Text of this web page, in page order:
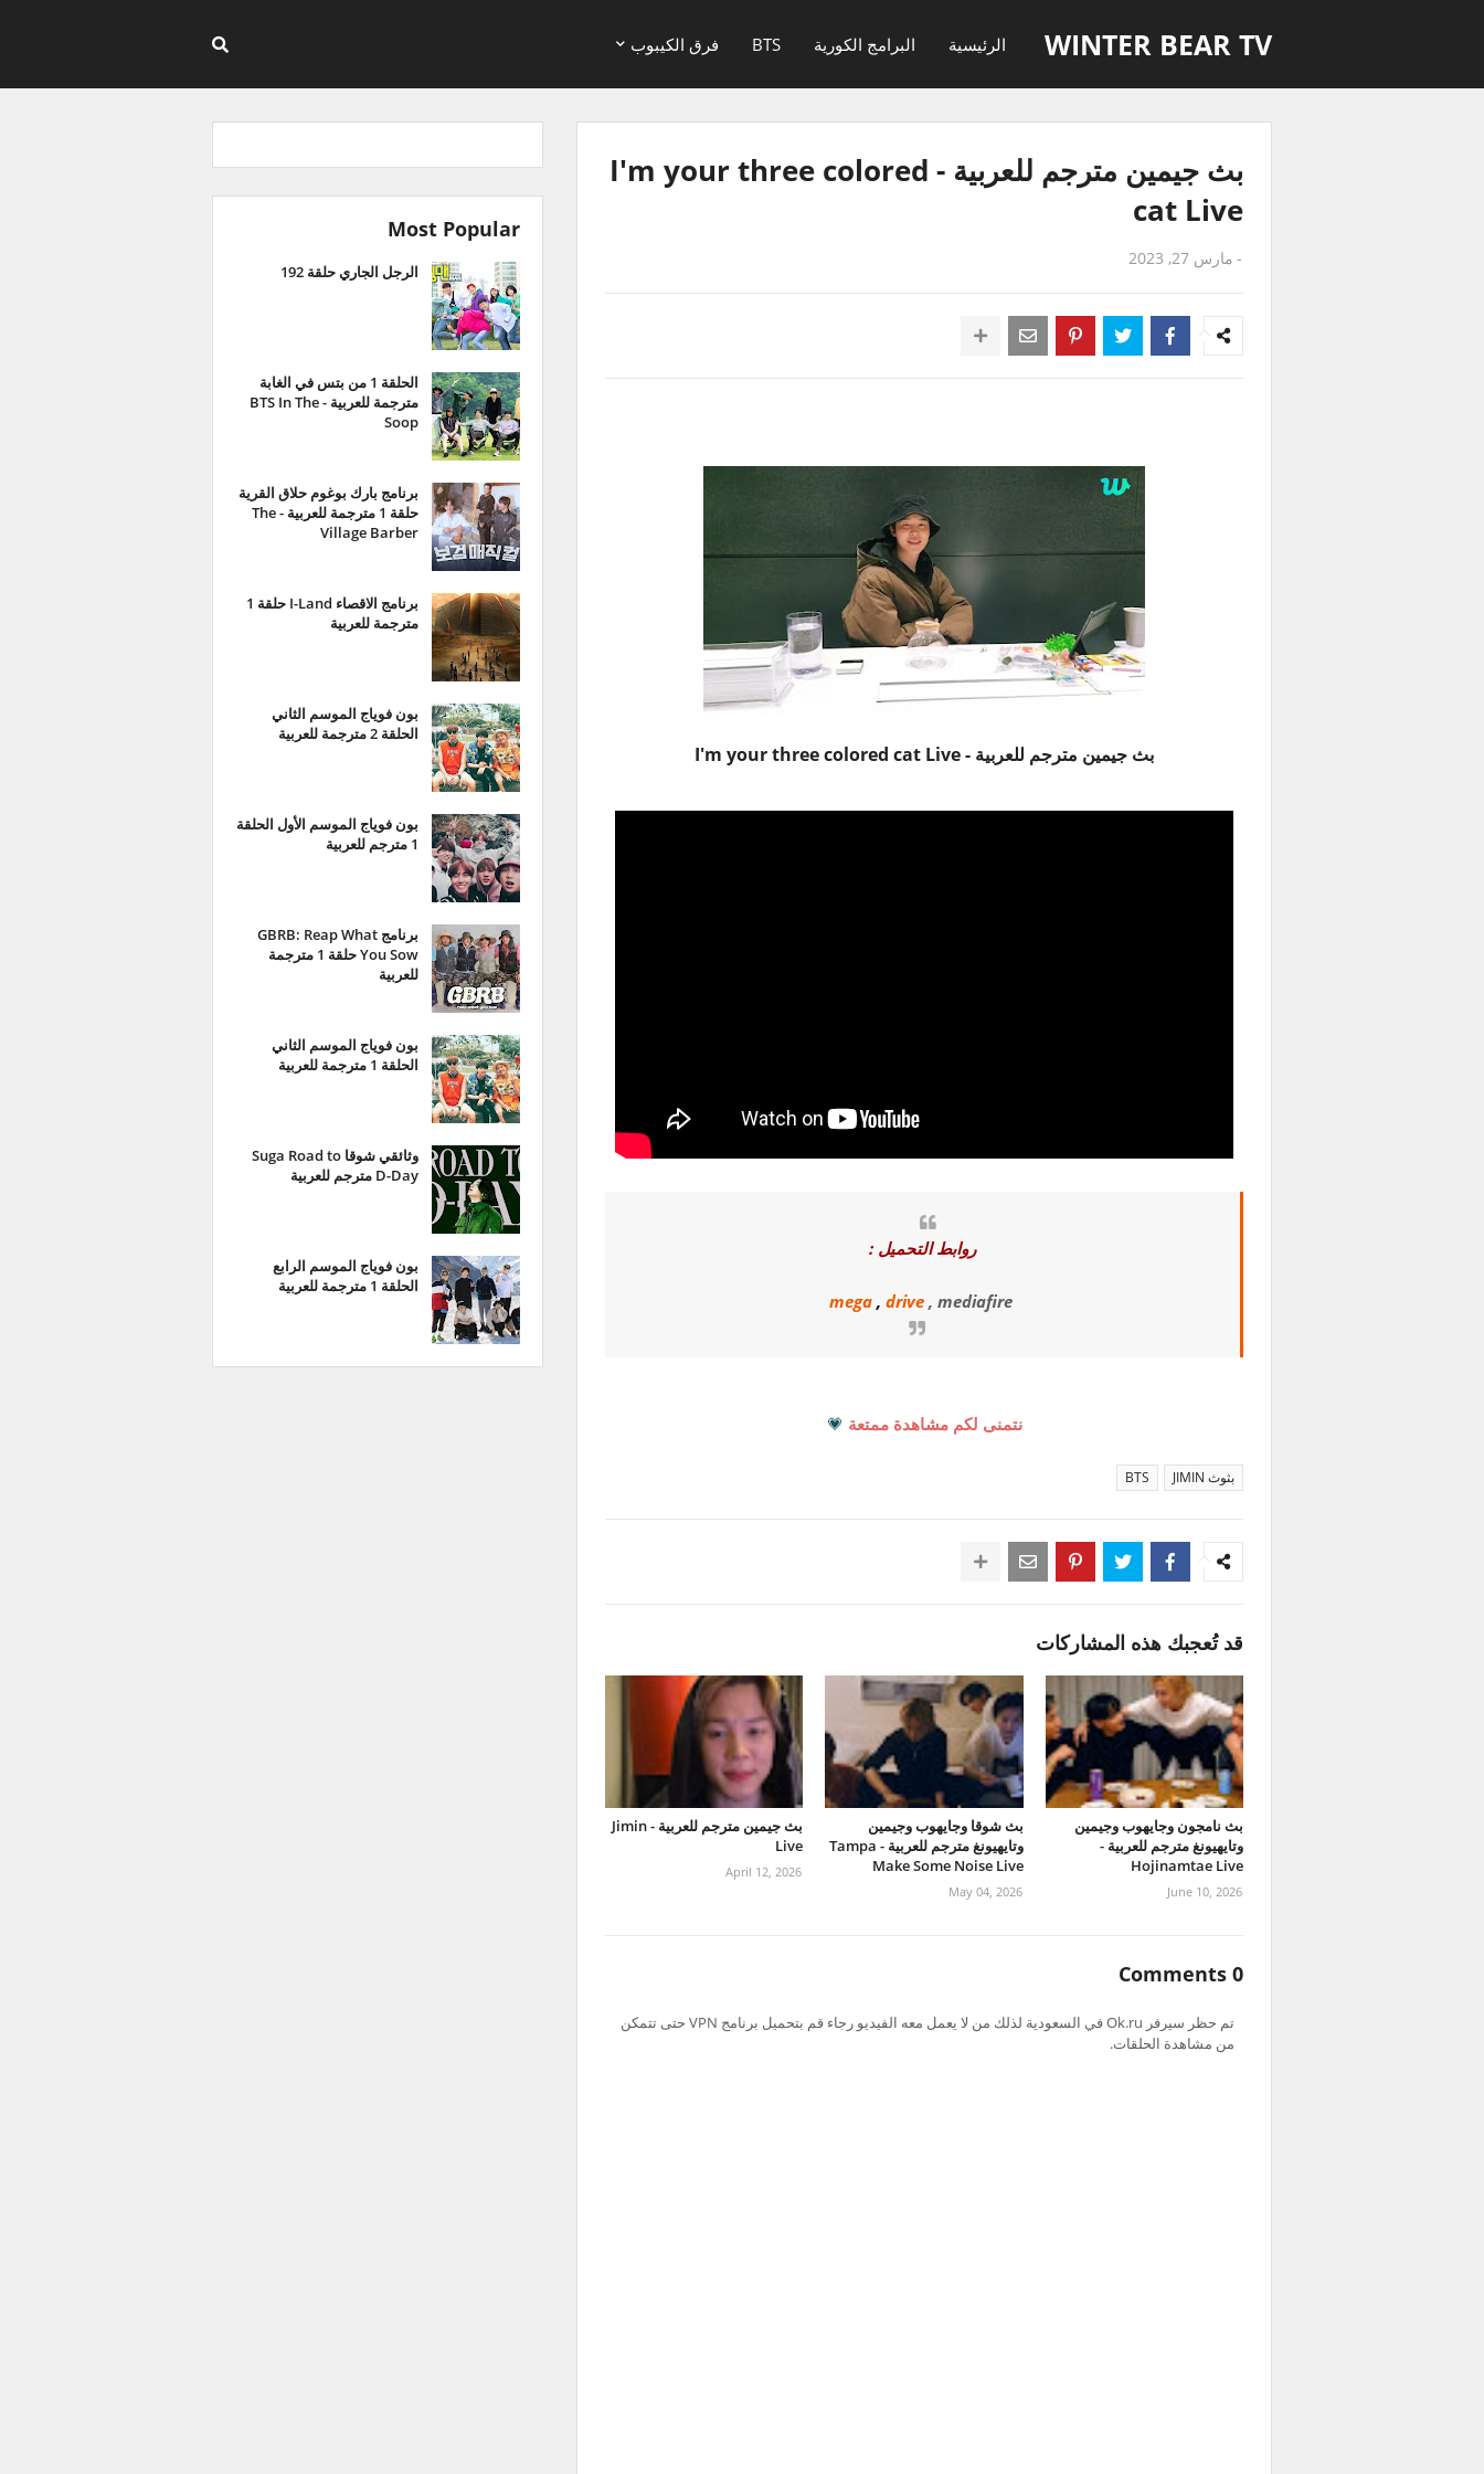
WINTER BEAR TV الرئيسية البرامج الكورية BTS فرق الكيبوب
بث جيمين مترجم للعربية - I'm your three colored
cat Live
- مارس 27, 2023
بث جيمين مترجم للعربية - I'm your three colored cat Live
روابط التحميل :
mega , drive , mediafire
نتمنى لكم مشاهدة ممتعة 💗
بثوث JIMIN BTS
قد تُعجبك هذه المشاركات
بث نامجون وجايهوب وجيمين
وتايهيونغ مترجم للعربية -
Hojinamtae Live
June 10, 2026
بث شوقا وجايهوب وجيمين
وتايهيونغ مترجم للعربية - Tampa
Make Some Noise Live
May 04, 2026
بث جيمين مترجم للعربية - Jimin
Live
April 12, 2026
0 Comments
تم حظر سيرفر Ok.ru في السعودية لذلك من لا يعمل معه الفيديو رجاء قم بتحميل برنامج VPN حتى تتمكن
من مشاهدة الحلقات.
Most Popular
الرجل الجاري حلقة 192
الحلقة 1 من بتس في الغابة
مترجمة للعربية - BTS In The
Soop
برنامج بارك بوغوم حلاق القرية
حلقة 1 مترجمة للعربية - The
Village Barber
برنامج الاقصاء I-Land حلقة 1
مترجمة للعربية
بون فوياج الموسم الثاني
الحلقة 2 مترجمة للعربية
بون فوياج الموسم الأول الحلقة
1 مترجم للعربية
برنامج GBRB: Reap What
You Sow حلقة 1 مترجمة
للعربية
بون فوياج الموسم الثاني
الحلقة 1 مترجمة للعربية
وثائقي شوقا Suga Road to
D-Day مترجم للعربية
بون فوياج الموسم الرابع
الحلقة 1 مترجمة للعربية